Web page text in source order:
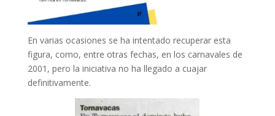
En varias ocasiones se ha intentado recuperar esta
figura, como, entre otras fechas, en los carnavales de
2001, pero la iniciativa no ha llegado a cuajar
definitivamente.